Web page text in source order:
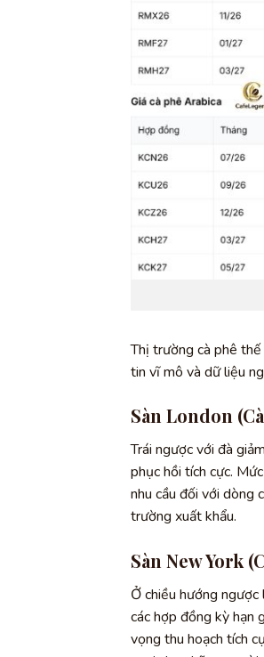
Thị trường cà phê
tin vĩ mô và dữ liệu
Sàn London
Trái ngược với đà
phục hồi tích cực.
nhu cầu đối với dòng
trường xuất khẩu.
Sàn New York
Ở chiều hướng
các hợp đồng kỳ
vọng thu hoạch tích